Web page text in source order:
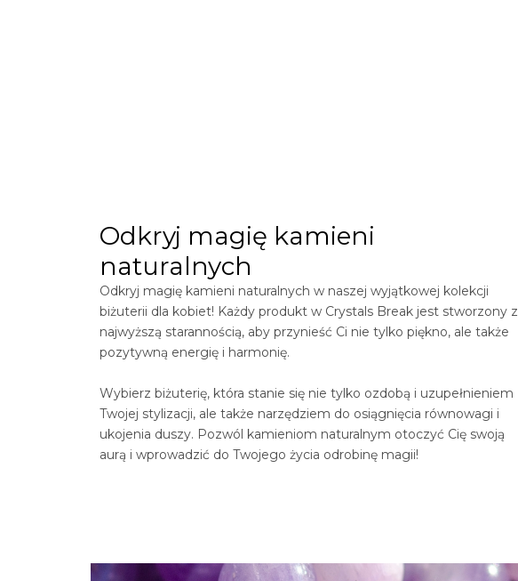
Odkryj magię kamieni
naturalnych
Odkryj magię kamieni naturalnych w naszej wyjątkowej kolekcji
biżuterii dla kobiet! Każdy produkt w Crystals Break jest stworzony z
najwyższą starannością, aby przynieść Ci nie tylko piękno, ale także
pozytywną energię i harmonię.
Wybierz biżuterię, która stanie się nie tylko ozdobą i uzupełnieniem
Twojej stylizacji, ale także narzędziem do osiągnięcia równowagi i
ukojenia duszy. Pozwól kamieniom naturalnym otoczyć Cię swoją
aurą i wprowadzić do Twojego życia odrobinę magii!